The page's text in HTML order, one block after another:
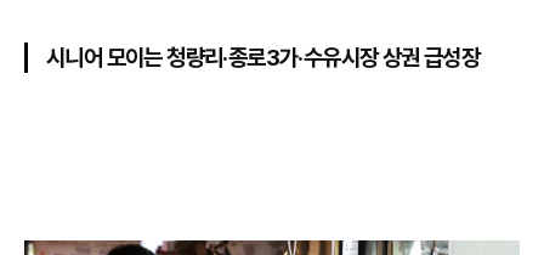
시니어 모이는 청량리·종로3가·수유시장 상권 급성장